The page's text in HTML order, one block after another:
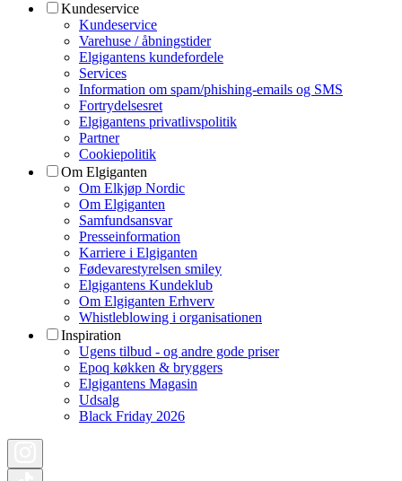
Kundeservice
Kundeservice
Varehuse / åbningstider
Elgigantens kundefordele
Services
Information om spam/phishing-emails og SMS
Fortrydelsesret
Elgigantens privatlivspolitik
Partner
Cookiepolitik
Om Elgiganten
Om Elkjøp Nordic
Om Elgiganten
Samfundsansvar
Presseinformation
Karriere i Elgiganten
Fødevarestyrelsen smiley
Elgigantens Kundeklub
Om Elgiganten Erhverv
Whistleblowing i organisationen
Inspiration
Ugens tilbud - og andre gode priser
Epoq køkken & bryggers
Elgigantens Magasin
Udsalg
Black Friday 2026